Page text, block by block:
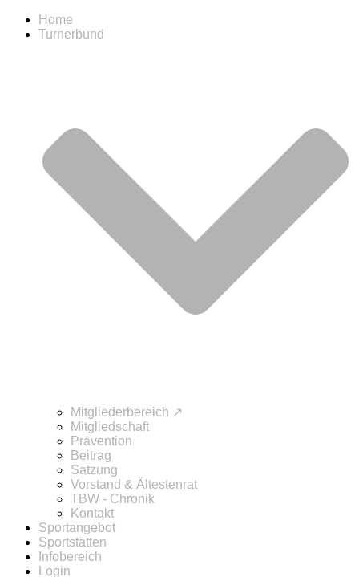
Home
Turnerbund
Mitgliederbereich ↗
Mitgliedschaft
Prävention
Beitrag
Satzung
Vorstand & Ältestenrat
TBW - Chronik
Kontakt
Sportangebot
Sportstätten
Infobereich
Login